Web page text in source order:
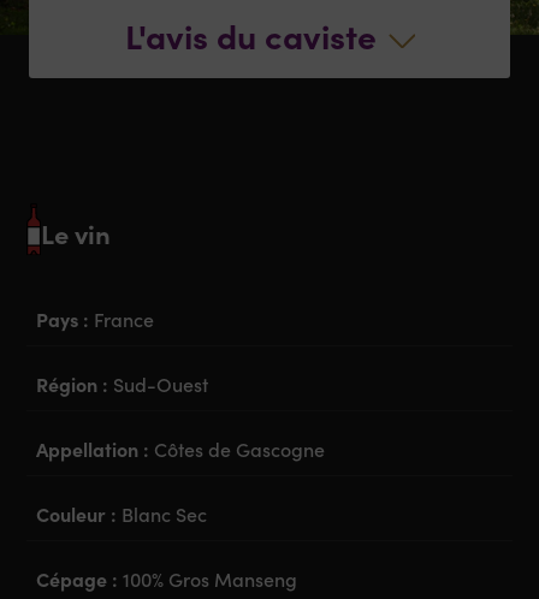
L'avis du caviste
Le vin
Pays : France
Région : Sud-Ouest
Appellation : Côtes de Gascogne
Couleur : Blanc Sec
Cépage :100% Gros Manseng